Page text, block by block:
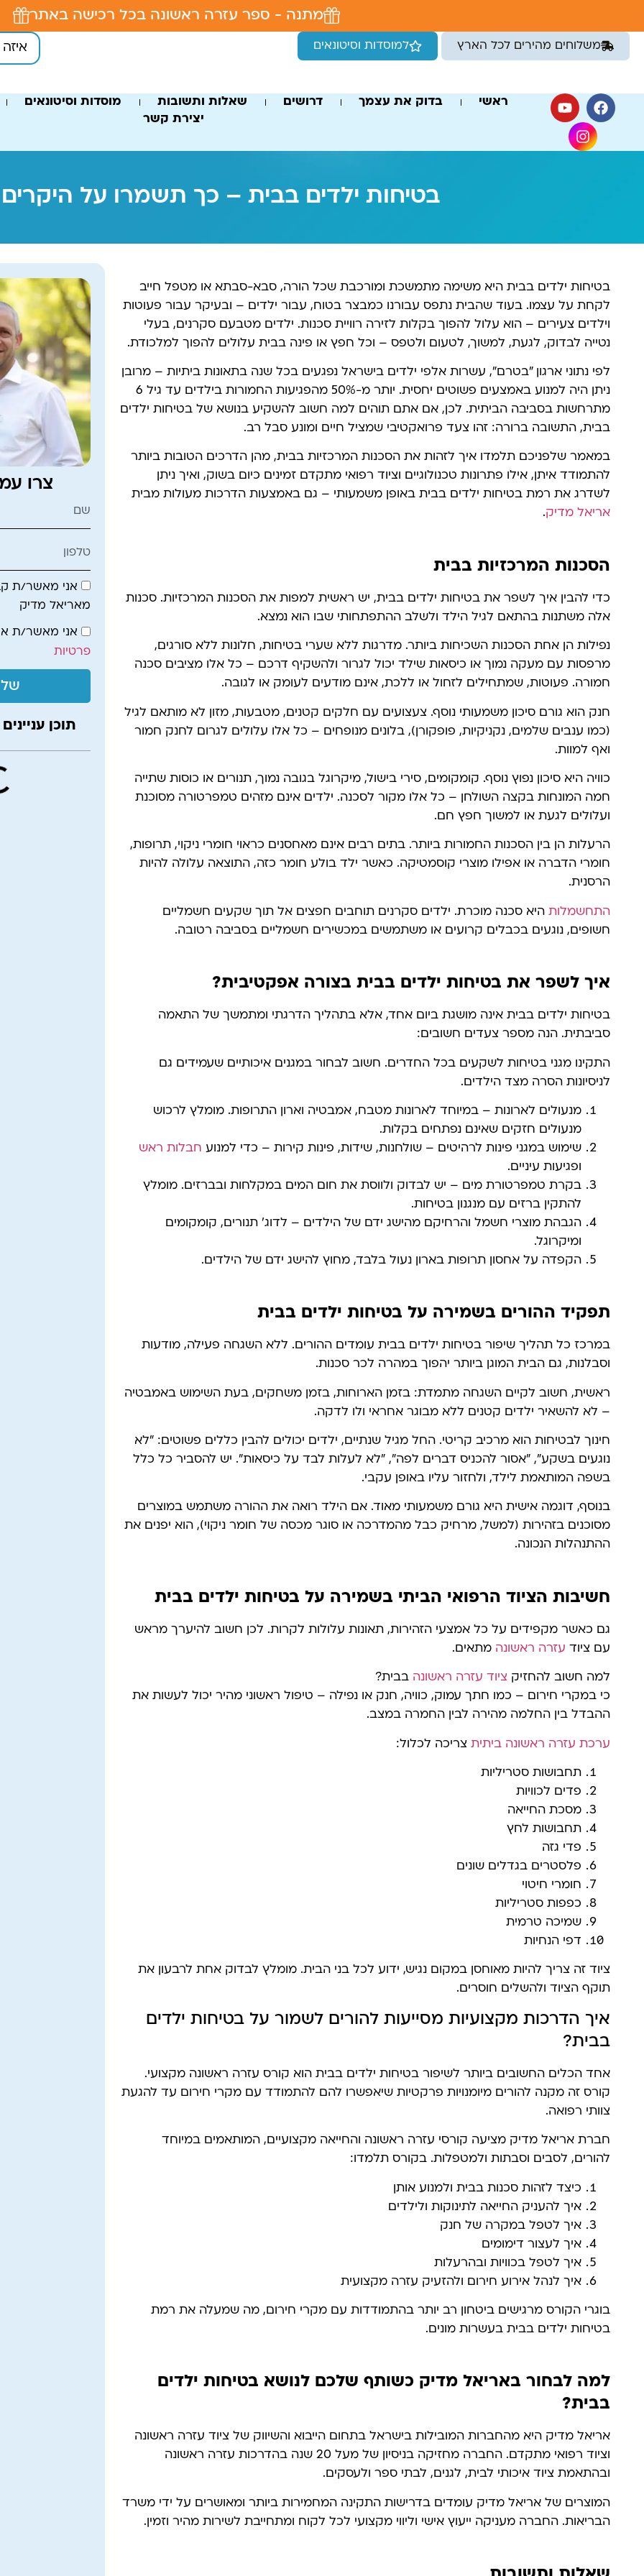
מתנה - ספר עזרה ראשונה בכל רכישה באתר
משלוחים מהירים לכל הארץ למוסדות וסיטונאים
ראשי בדוק את עצמך דרושים שאלות ותשובות
מוסדות וסיטונאים
יצירת קשר
בטיחות ילדים בבית – כך תשמרו על
בטיחות ילדים בבית היא משימה מתמשכת ומורכבת שכל הורה, סבא-סבתא או מטפל חייב
לקחת על עצמו. בעוד שהבית נתפס עבורנו כמבצר בטוח, עבור ילדים – ובעיקר עבור פעוטות
וילדים צעירים – הוא עלול להפוך בקלות לזירה רוויית סכנות. ילדים מטבעם סקרנים, בעלי
נטייה לבדוק, לגעת, למשוך, לטעום ולטפס – וכל חפץ או פינה בבית עלולים להפוך למלכודת.
לפי נתוני ארגון "בטרם", עשרות אלפי ילדים בישראל נפגעים בכל שנה בתאונות ביתיות – מרובן
ניתן היה למנוע באמצעים פשוטים יחסית. יותר מ-50% מהפגיעות החמורות בילדים עד גיל 6
מתרחשות בסביבה הביתית. לכן, אם אתם תוהים למה חשוב להשקיע בנושא של בטיחות ילדים
בבית, התשובה ברורה: זהו צעד פרואקטיבי שמציל חיים ומונע סבל רב.
במאמר שלפניכם תלמדו איך לזהות את הסכנות המרכזיות בבית, מהן הדרכים הטובות ביותר
להתמודד איתן, אילו פתרונות טכנולוגיים וציוד רפואי מתקדם זמינים כיום בשוק, ואיך ניתן
לשדרג את רמת בטיחות ילדים בבית באופן משמעותי – גם באמצעות הדרכות מעולות מבית
אריאל מדיק.
הסכנות המרכזיות בבית
כדי להבין איך לשפר את בטיחות ילדים בבית, יש ראשית למפות את הסכנות המרכזיות. סכנות
אלה משתנות בהתאם לגיל הילד ולשלב ההתפתחותי שבו הוא נמצא.
נפילות הן אחת הסכנות השכיחות ביותר. מדרגות ללא שערי בטיחות, חלונות ללא סורגים,
מרפסות עם מעקה נמוך או כיסאות שילד יכול לגרור ולהשקיף דרכם – כל אלו מציבים סכנה
חמורה. פעוטות, שמתחילים לזחול או ללכת, אינם מודעים לעומק או לגובה.
חנק הוא גורם סיכון משמעותי נוסף. צעצועים עם חלקים קטנים, מטבעות, מזון לא מותאם לגיל
(כמו ענבים שלמים, נקניקיות, פופקורן), בלונים מנופחים – כל אלו עלולים לגרום לחנק חמור
ואף למוות.
כוויה היא סיכון נפוץ נוסף. קומקומים, סירי בישול, מיקרוגל בגובה נמוך, תנורים או כוסות שתייה
חמה המונחות בקצה השולחן – כל אלו מקור לסכנה. ילדים אינם מזהים טמפרטורה מסוכנת
ועלולים לגעת או למשוך חפץ חם.
הרעלות הן בין הסכנות החמורות ביותר. בתים רבים אינם מאחסנים כראוי חומרי ניקוי, תרופות,
חומרי הדברה או אפילו מוצרי קוסמטיקה. כאשר ילד בולע חומר כזה, התוצאה עלולה להיות
הרסנית.
התחשמלות היא סכנה מוכרת. ילדים סקרנים תוחבים חפצים אל תוך שקעים חשמליים
חשופים, נוגעים בכבלים קרועים או משתמשים במכשירים חשמליים בסביבה רטובה.
איך לשפר את בטיחות ילדים בבית בצורה אפקטיבית?
בטיחות ילדים בבית אינה מושגת ביום אחד, אלא בתהליך הדרגתי ומתמשך של התאמה
סביבתית. הנה מספר צעדים חשובים:
התקינו מגני בטיחות לשקעים בכל החדרים. חשוב לבחור במגנים איכותיים שעמידים גם
לניסיונות הסרה מצד הילדים.
מנעולים לארונות – במיוחד לארונות מטבח, אמבטיה וארון התרופות. מומלץ לרכוש
מנעולים חזקים שאינם נפתחים בקלות.
שימוש במגני פינות לרהיטים – שולחנות, שידות, פינות קירות – כדי למנוע חבלות ראש
ופגיעות עיניים.
בקרת טמפרטורת מים – יש לבדוק ולווסת את חום המים במקלחות ובברזים. מומלץ
להתקין ברזים עם מנגנון בטיחות.
הגבהת מוצרי חשמל והרחיקם מהישג ידם של הילדים – לדוג' תנורים, קומקומים
ומיקרוגל.
הקפדה על אחסון תרופות בארון נעול בלבד, מחוץ להישג ידם של הילדים.
תפקיד ההורים בשמירה על בטיחות ילדים בבית
במרכז כל תהליך שיפור בטיחות ילדים בבית עומדים ההורים. ללא השגחה פעילה, מודעות
וסבלנות, גם הבית המוגן ביותר יהפוך במהרה לכר סכנות.
ראשית, חשוב לקיים השגחה מתמדת: בזמן הארוחות, בזמן משחקים, בעת השימוש באמבטיה
– לא להשאיר ילדים קטנים ללא מבוגר אחראי ולו לדקה.
חינוך לבטיחות הוא מרכיב קריטי. החל מגיל שנתיים, ילדים יכולים להבין כללים פשוטים: "לא
נוגעים בשקע", "אסור להכניס דברים לפה", "לא לעלות לבד על כיסאות". יש להסביר כל כלל
בשפה המותאמת לילד, ולחזור עליו באופן עקבי.
בנוסף, דוגמה אישית היא גורם משמעותי מאוד. אם הילד רואה את ההורה משתמש במוצרים
מסוכנים בזהירות (למשל, מרחיק כבל מהמדרכה או סוגר מכסה של חומר ניקוי), הוא יפנים את
ההתנהלות הנכונה.
חשיבות הציוד הרפואי הביתי בשמירה על בטיחות ילדים בבית
גם כאשר מקפידים על כל אמצעי הזהירות, תאונות עלולות לקרות. לכן חשוב להיערך מראש
עם ציוד עזרה ראשונה מתאים.
למה חשוב להחזיקציוד עזרה ראשונה בבית?
כי במקרי חירום – כמו חתך עמוק, כוויה, חנק או נפילה – טיפול ראשוני מהיר יכול לעשות את
ההבדל בין החלמה מהירה לבין החמרה במצב.
ערכת עזרה ראשונה ביתית צריכה לכלול:
תחבושות סטריליות
פדים לכוויות
מסכת החייאה
תחבושות לחץ
פדי גזה
פלסטרים בגדלים שונים
חומרי חיטוי
כפפות סטריליות
שמיכה טרמית
דפי הנחיות
ציוד זה צריך להיות מאוחסן במקום נגיש, ידוע לכל בני הבית. מומלץ לבדוק אחת לרבעון את
תוקף הציוד ולהשלים חוסרים.
איך הדרכות מקצועיות מסייעות להורים לשמור על בטיחות ילדים
בבית?
אחד הכלים החשובים ביותר לשיפור בטיחות ילדים בבית הוא קורס עזרה ראשונה מקצועי.
קורס זה מקנה להורים מיומנויות פרקטיות שיאפשרו להם להתמודד עם מקרי חירום עד להגעת
צוותי רפואה.
חברת אריאל מדיק מציעה קורסי עזרה ראשונה והחייאה מקצועיים, המותאמים במיוחד
להורים, לסבים וסבתות ולמטפלות. בקורס תלמדו:
כיצד לזהות סכנות בבית ולמנוע אותן
איך להעניק החייאה לתינוקות ולילדים
איך לטפל במקרה של חנק
איך לעצור דימומים
איך לטפל בכוויות ובהרעלות
איך לנהל אירוע חירום ולהזעיק עזרה מקצועית
בוגרי הקורס מרגישים ביטחון רב יותר בהתמודדות עם מקרי חירום, מה שמעלה את רמת
בטיחות ילדים בבית בעשרות מונים.
למה לבחור באריאל מדיק כשותף שלכם לנושא בטיחות ילדים
בבית?
אריאל מדיק היא מהחברות המובילות בישראל בתחום הייבוא והשיווק של ציוד עזרה ראשונה
וציוד רפואי מתקדם. החברה מחזיקה בניסיון של מעל 20 שנה בהדרכות עזרה ראשונה
ובהתאמת ציוד איכותי לבית, לגנים, לבתי ספר ולעסקים.
המוצרים של אריאל מדיק עומדים בדרישות התקינה המחמירות ביותר ומאושרים על ידי משרד
הבריאות. החברה מעניקה ייעוץ אישי וליווי מקצועי לכל לקוח ומתחייבת לשירות מהיר וזמין.
צרו
אני מאשר/ת
מאריאל מדיק
אני מאשר/ת
פרטיות
תוכן עניינים